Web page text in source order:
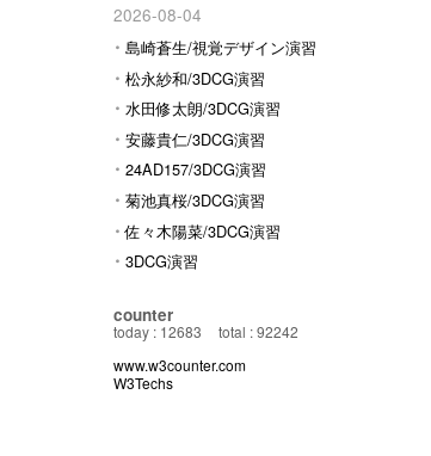
2026-08-04
島崎蒼生/視覚デザイン演習
松永紗和/3DCG演習
水田修太朗/3DCG演習
安藤貴仁/3DCG演習
24AD157/3DCG演習
菊池真桜/3DCG演習
佐々木陽菜/3DCG演習
3DCG演習
counter
today : 12683
total : 92242
www.w3counter.com
W3Techs